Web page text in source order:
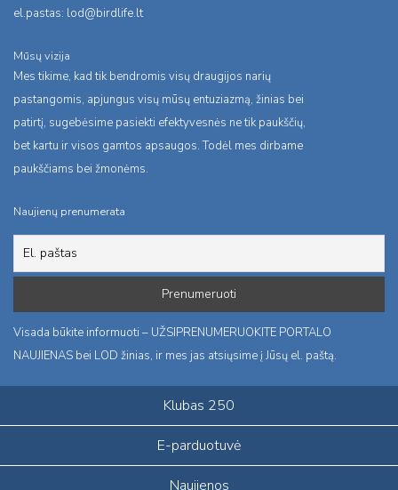
el.pastas: lod@birdlife.lt
Mūsų vizija
Mes tikime, kad tik bendromis visų draugijos narių
pastangomis, apjungus visų mūsų entuziazmą, žinias bei
patirtį, sugebėsime pasiekti efektyvesnės ne tik paukščių,
bet kartu ir visos gamtos apsaugos. Todėl mes dirbame
paukščiams bei žmonėms.
Naujienų prenumerata
Visada būkite informuoti – UŽSIPRENUMERUOKITE PORTALO
NAUJIENAS bei LOD žinias, ir mes jas atsiųsime į Jūsų el. paštą.
Klubas 250
E-parduotuvė
Naujienos